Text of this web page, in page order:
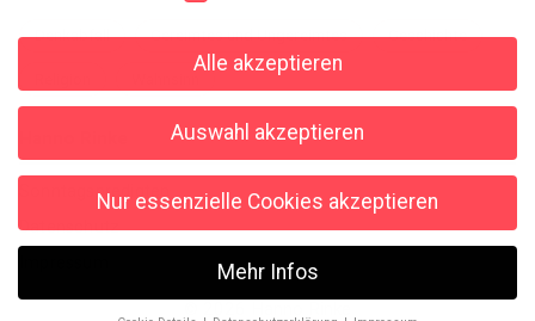
Denkabfall Gereimtes und Ungereimtes Geschichte
Sonntagspredigten
Datenschutz
Alle akzeptieren
Auswahl akzeptieren
Nur essenzielle Cookies akzeptieren
Mehr Infos